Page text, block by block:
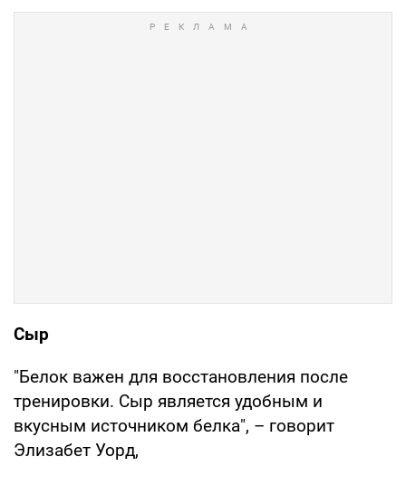
Сыр
"Белок важен для восстановления после
тренировки. Сыр является удобным и
вкусным источником белка", – говорит
Элизабет Уорд,